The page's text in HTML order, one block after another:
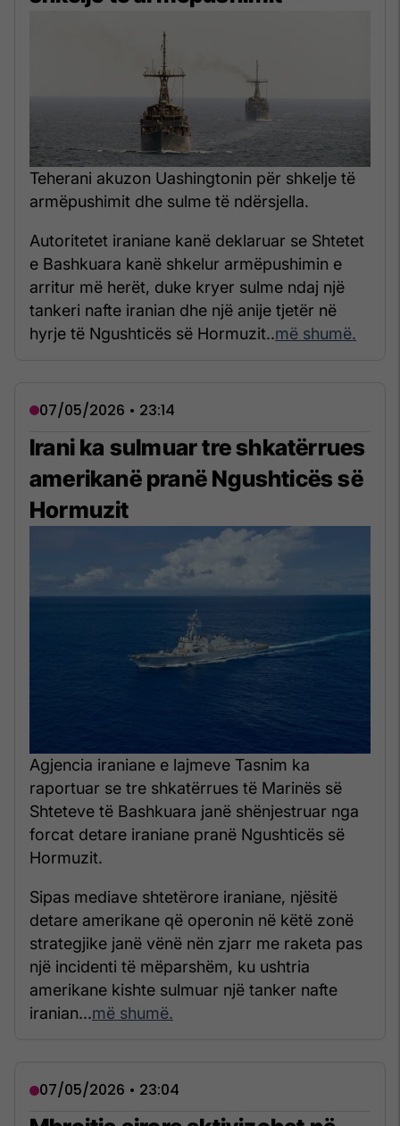
Teherani akuzon Uashingtonin për shkelje të
armëpushimit dhe sulme të ndërsjella.
Autoritetet iraniane kanë deklaruar se Shtetet
e Bashkuara kanë shkelur armëpushimin e
arritur më herët, duke kryer sulme ndaj një
tankeri nafte iranian dhe një anije tjetër në
hyrje të Ngushticës së Hormuzit..më shumë.
07/05/2026 • 23:14
Irani ka sulmuar tre shkatërrues
amerikanë pranë Ngushticës së
Hormuzit
Agjencia iraniane e lajmeve Tasnim ka
raportuar se tre shkatërrues të Marinës së
Shteteve të Bashkuara janë shënjestruar nga
forcat detare iraniane pranë Ngushticës së
Hormuzit.
Sipas mediave shtetërore iraniane, njësitë
detare amerikane që operonin në këtë zonë
strategjike janë vënë nën zjarr me raketa pas
një incidenti të mëparshëm, ku ushtria
amerikane kishte sulmuar një tanker nafte
iranian...më shumë.
07/05/2026 • 23:04